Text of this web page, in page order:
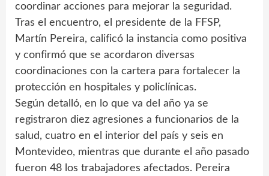
coordinar acciones para mejorar la seguridad.
Tras el encuentro, el presidente de la FFSP,
Martín Pereira, calificó la instancia como positiva
y confirmó que se acordaron diversas
coordinaciones con la cartera para fortalecer la
protección en hospitales y policlínicas.
Según detalló, en lo que va del año ya se
registraron diez agresiones a funcionarios de la
salud, cuatro en el interior del país y seis en
Montevideo, mientras que durante el año pasado
fueron 48 los trabajadores afectados. Pereira